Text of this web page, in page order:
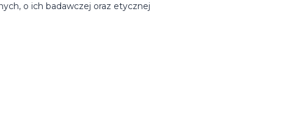
o ich badawczej oraz etycznej